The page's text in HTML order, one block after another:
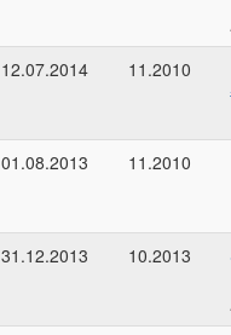
12.07.2014
11.2010
01.08.2013
11.2010
31.12.2013
10.2013